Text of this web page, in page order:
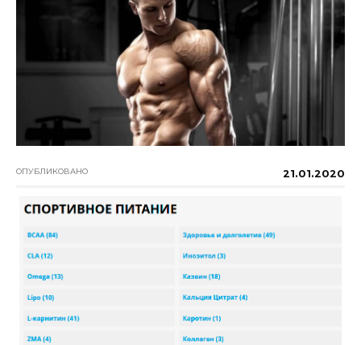
ОПУБЛИКОВАНО 21.01.2020